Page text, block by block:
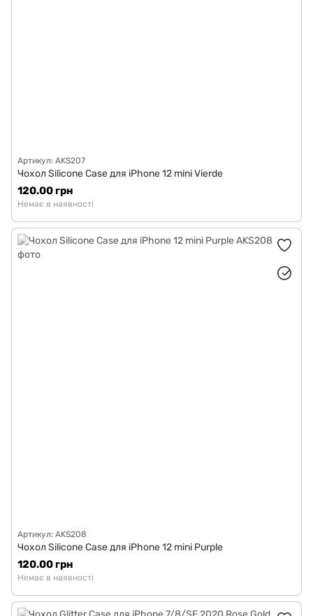
Артикул: AKS207
Чохол Silicone Case для iPhone 12 mini Vierde
120.00 грн
Немає в наявності
Артикул: AKS208
Чохол Silicone Case для iPhone 12 mini Purple
120.00 грн
Немає в наявності